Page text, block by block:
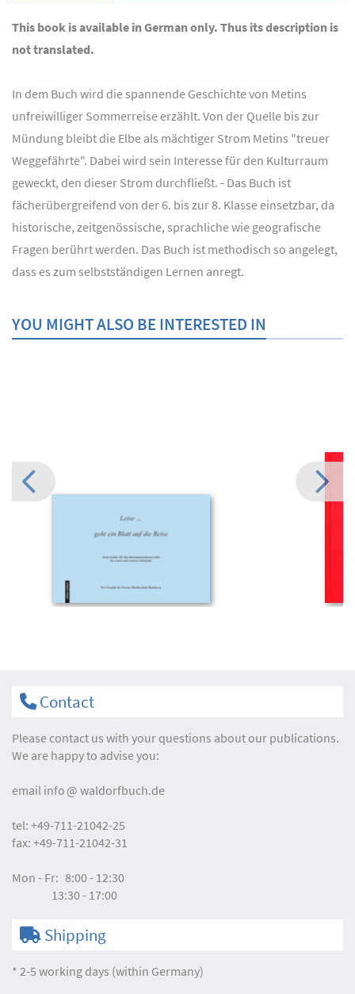
This book is available in German only. Thus its description is
not translated.
In dem Buch wird die spannende Geschichte von Metins
unfreiwilliger Sommerreise erzählt. Von der Quelle bis zur
Mündung bleibt die Elbe als mächtiger Strom Metins "treuer
Weggefährte". Dabei wird sein Interesse für den Kulturraum
geweckt, den dieser Strom durchfließt. - Das Buch ist
fächerübergreifend von der 6. bis zur 8. Klasse einsetzbar, da
historische, zeitgenössische, sprachliche wie geografische
Fragen berührt werden. Das Buch ist methodisch so angelegt,
dass es zum selbstständigen Lernen anregt.
YOU MIGHT ALSO BE INTERESTED IN
Contact
Please contact us with your questions about our publications.
We are happy to advise you:
email info waldorfbuch.de
tel: +49-711-21042-25
fax: +49-711-21042-31
Mon - Fr: 8:00 - 12:30
13:30 - 17:00
Shipping
* 2-5 working days (within Germany)